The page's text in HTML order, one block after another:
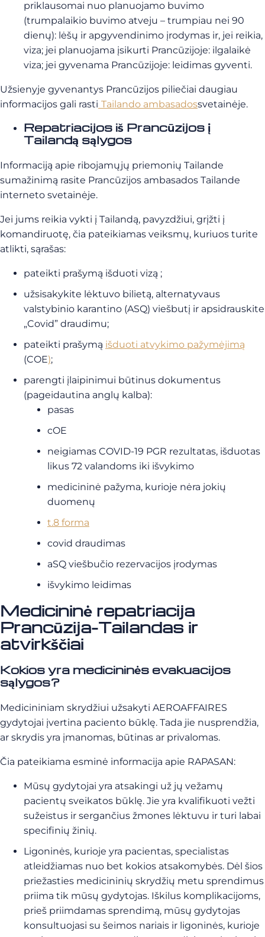
priklausomai nuo planuojamo buvimo
(trumpalaikio buvimo atveju – trumpiau nei 90
dienų): lėšų ir apgyvendinimo įrodymas ir, jei reikia,
viza; jei planuojama įsikurti Prancūzijoje: ilgalaikė
viza; jei gyvenama Prancūzijoje: leidimas gyventi.
Užsienyje gyvenantys Prancūzijos piliečiai daugiau
informacijos gali rasti Tailando ambasadossvetainėje.
Repatriacijos iš Prancūzijos į
Tailandą sąlygos
Informaciją apie ribojamųjų priemonių Tailande
sumažinimą rasite Prancūzijos ambasados Tailande
interneto svetainėje.
Jei jums reikia vykti į Tailandą, pavyzdžiui, grįžti į
komandiruotę, čia pateikiamas veiksmų, kuriuos turite
atlikti, sąrašas:
pateikti prašymą išduoti vizą ;
užsisakykite lėktuvo bilietą, alternatyvaus
valstybinio karantino (ASQ) viešbutį ir apsidrauskite
„Covid” draudimu;
pateikti prašymą išduoti atvykimo pažymėjimą
(COE);
parengti įlaipinimui būtinus dokumentus
(pageidautina anglų kalba):
pasas
cOE
neigiamas COVID-19 PGR rezultatas, išduotas
likus 72 valandoms iki išvykimo
medicininė pažyma, kurioje nėra jokių
duomenų
t.8 forma
covid draudimas
aSQ viešbučio rezervacijos įrodymas
išvykimo leidimas
Medicininė repatriacija
Prancūzija-Tailandas ir
atvirkščiai
Kokios yra medicininės evakuacijos
sąlygos?
Medicininiam skrydžiui užsakyti AEROAFFAIRES
gydytojai įvertina paciento būklę. Tada jie nusprendžia,
ar skrydis yra įmanomas, būtinas ar privalomas.
Čia pateikiama esminė informacija apie RAPASAN:
Mūsų gydytojai yra atsakingi už jų vežamų
pacientų sveikatos būklę. Jie yra kvalifikuoti vežti
sužeistus ir sergančius žmones lėktuvu ir turi labai
specifinių žinių.
Ligoninės, kurioje yra pacientas, specialistas
atleidžiamas nuo bet kokios atsakomybės. Dėl šios
priežasties medicininių skrydžių metu sprendimus
priima tik mūsų gydytojas. Iškilus komplikacijoms,
prieš priimdamas sprendimą, mūsų gydytojas
konsultuojasi su šeimos nariais ir ligoninės, kurioje